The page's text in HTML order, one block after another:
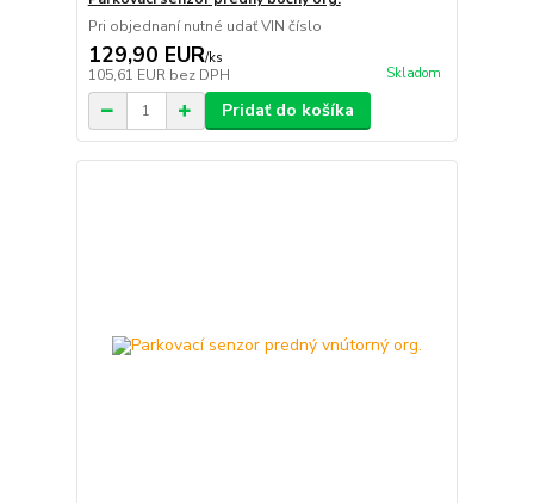
Pri objednaní nutné udať VIN číslo
129,90 EUR/ks
105,61 EUR bez DPH Skladom
Pridať do košíka